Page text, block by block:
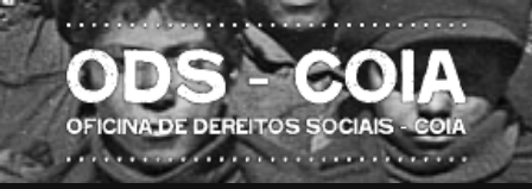
Skip
to
main
content